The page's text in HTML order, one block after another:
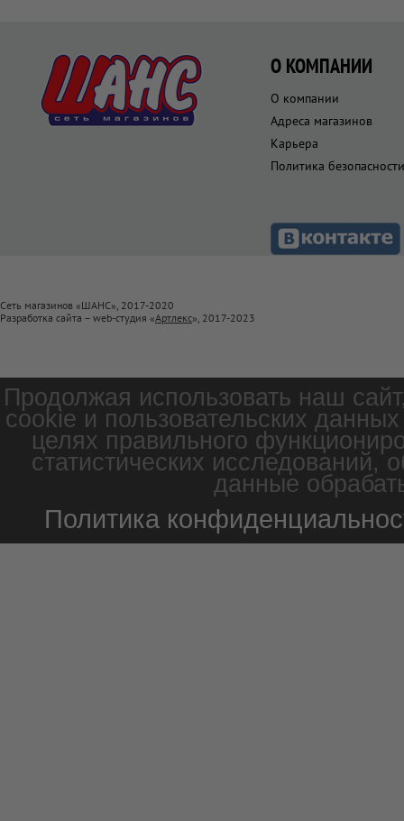
О КОМПАНИИ
О компании
Адреса магазинов
Карьера
Политика безопасности
Сеть магазинов «ШАНС», 2017-2020
Разработка сайта – web-студия «Артлекс», 2017-2023
Продолжая использовать наш
cookie и пользовательских
целях правильного
статистических
данные
Политика